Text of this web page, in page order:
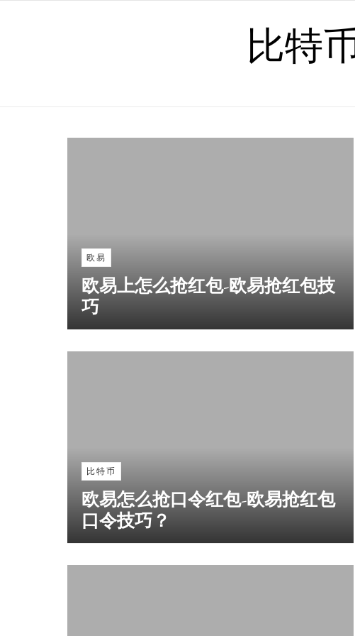
比特
欧易
欧易上怎么抢红包-欧易抢红包技
巧
比特币
欧易怎么抢口令红包-欧易抢红包
口令技巧？